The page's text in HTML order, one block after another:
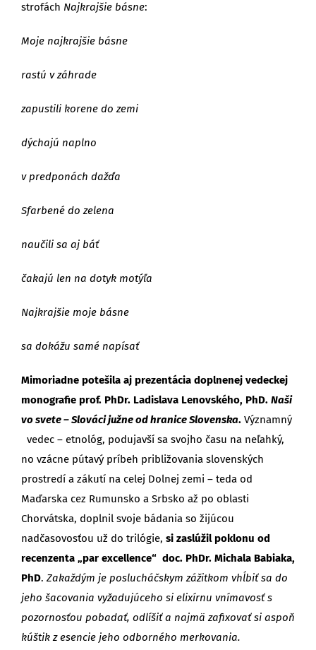
strofách Najkrajšie básne:
Moje najkrajšie básne
rastú v záhrade
zapustili korene do zemi
dýchajú naplno
v predponách dažďa
Sfarbené do zelena
naučili sa aj báť
čakajú len na dotyk motýľa
Najkrajšie moje básne
sa dokážu samé napísať
Mimoriadne potešila aj prezentácia doplnenej vedeckej
monografie prof. PhDr. Ladislava Lenovského, PhD. Naši
vo svete – Slováci južne od hranice Slovenska. Významný
vedec – etnológ, podujavší sa svojho času na neľahký,
no vzácne pútavý príbeh približovania slovenských
prostredí a zákutí na celej Dolnej zemi – teda od
Maďarska cez Rumunsko a Srbsko až po oblasti
Chorvátska, doplnil svoje bádania so žijúcou
nadčasovosťou už do trilógie, si zaslúžil poklonu od
recenzenta „par excellence“ doc. PhDr. Michala Babiaka,
PhD. Zakaždým je poslucháčskym zážitkom vhĺbiť sa do
jeho šacovania vyžadujúceho si elixírnu vnímavosť s
pozornosťou pobadať, odlíšiť a najmä zafixovať si aspoň
kúštik z esencie jeho odborného merkovania.